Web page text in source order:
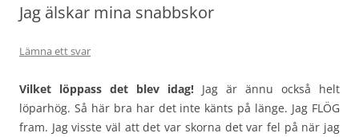
Jag älskar mina snabbskor
Lämna ett svar
Vilket löppass det blev idag! Jag är ännu också helt
löparhög. Så här bra har det inte känts på länge. Jag FLÖG
fram. Jag visste väl att det var skorna det var fel på när jag